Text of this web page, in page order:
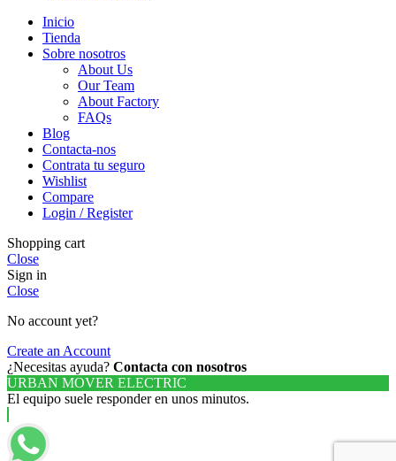
Inicio
Tienda
Sobre nosotros
About Us
Our Team
About Factory
FAQs
Blog
Contacta-nos
Contrata tu seguro
Wishlist
Compare
Login / Register
Shopping cart
Close
Sign in
Close
No account yet?
Create an Account
¿Necesitas ayuda? Contacta con nosotros
URBAN MOVER ELECTRIC
El equipo suele responder en unos minutos.